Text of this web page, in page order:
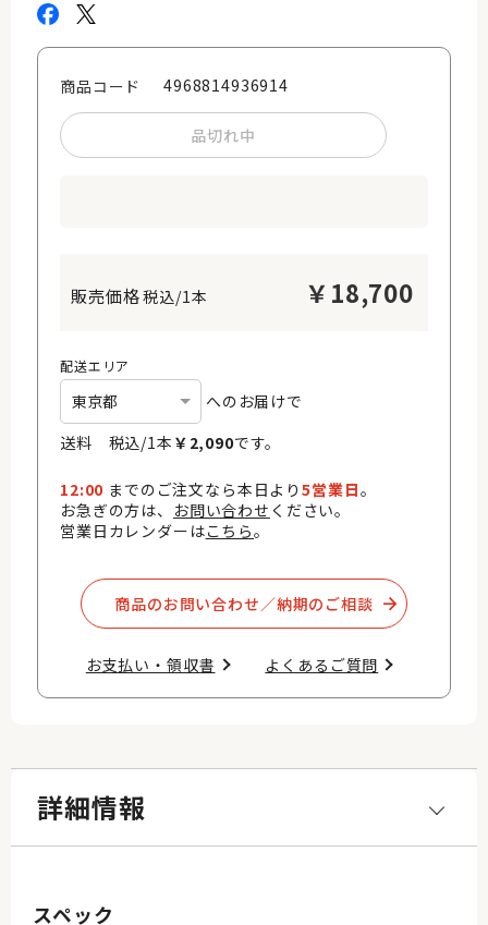
商品コード 4968814936914
品切れ中
税込/1本 ￥ 18,700
配送エリア
へのお届けで
送料 税込/1本 ￥ 2,090です。
12:00 までのご注文なら本日より5営業日。
お急ぎの方は、 お問い合わせ ください。
営業日カレンダーはこちら。
商品のお問い合わせ／納期のご相談​
お支払い・領収書​ よくあるご質問​
詳細情報
スペック